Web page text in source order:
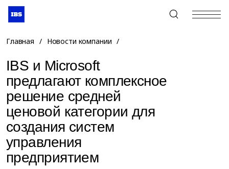
+7 (495) 967-80-80
Главная / Новости компании /
IBS и Microsoft
предлагают комплексное
решение средней
ценовой категории для
создания систем
управления
предприятием